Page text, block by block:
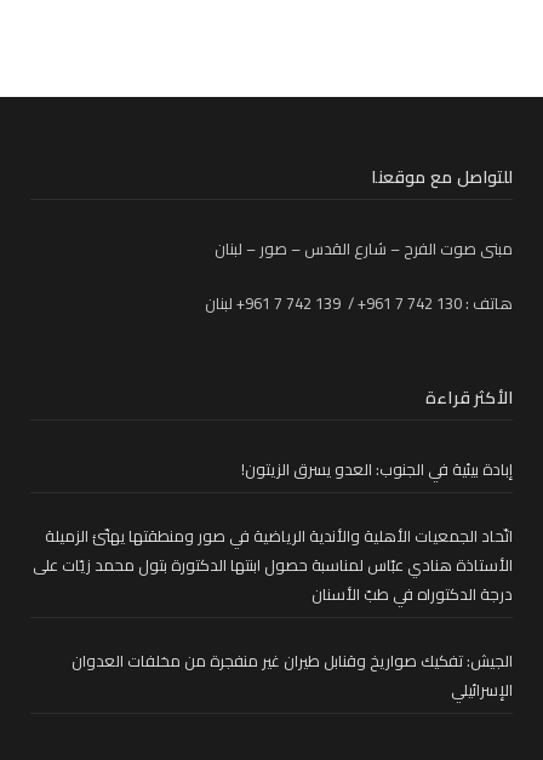
للتواصل مع موقعنا
مبنى صوت الفرح – شارع القدس – صور – لبنان
هاتف : 130 742 7 961+ / 139 742 7 961+ لبنان
الأكثر قراءة
إبادة بيئية في الجنوب: العدو يسرق الزيتون!
اتّحاد الجمعيات الأهلية والأندية الرياضية في صور ومنطقتها يهنّئ الزميلة
الأستاذة هنادي عبّاس لمناسبة حصول ابنتها الدكتورة بتول محمد زيّات على
درجة الدكتوراه في طبّ الأسنان
الجيش: تفكيك صواريخ وقنابل طيران غير منفجرة من مخلفات العدوان
الإسرائيلي